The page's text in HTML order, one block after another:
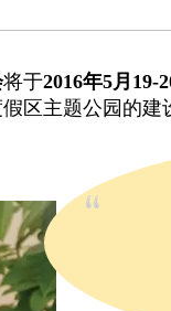
将于2016年5月19-
区主题公园的建